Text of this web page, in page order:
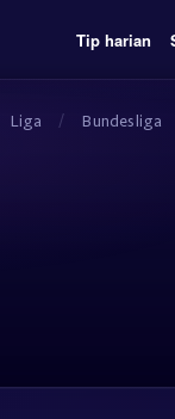
Tip harian
Liga / Bundesliga